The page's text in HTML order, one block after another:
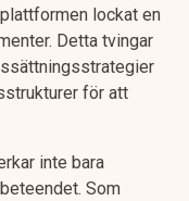
lockat en
Detta tvingar
för att
inte bara
Som